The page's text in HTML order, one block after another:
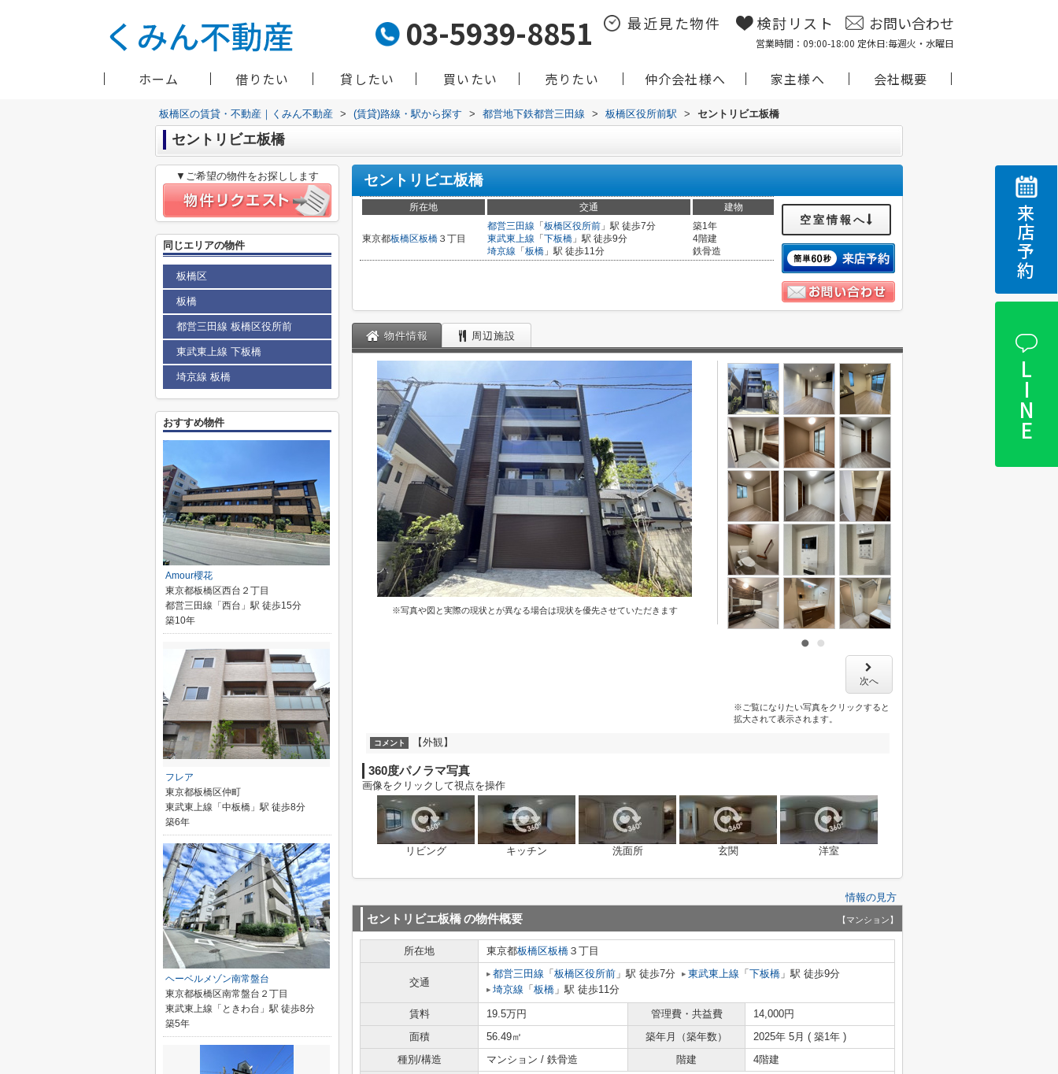
03-5939-8851 最近見た物件 検討リスト お問い合わせ
営業時間：09:00-18:00 定休日:毎週火・水曜日
ホーム 借りたい 貸したい 買いたい 売りたい 仲介会社様へ 家主様へ 会社概要
来店予約
LINE
板橋区の賃貸・不動産｜くみん不動産 > (賃貸)路線・駅から探す > 都営地下鉄都営三田線 > 板橋区役所前駅 > セントリビエ板橋
セントリビエ板橋
セントリビエ板橋
所在地 交通 建物
東京都板橋区板橋 ３丁目
都営三田線 「 板橋区役所前 」駅 徒歩7分
東武東上線 「 下板橋 」駅 徒歩9分
埼京線 「 板橋 」駅 徒歩11分
築1年
4階建
鉄骨造
空室情報へ
物件情報 周辺施設
※写真や図と実際の現状とが異なる場合は現状を優先させていただきます
次へ
※ご覧になりたい写真をクリックすると
拡大されて表示されます。
コメント 【外観】
360度パノラマ写真
画像をクリックして視点を操作
リビング キッチン 洗面所 玄関 洋室
情報の見方
セントリビエ板橋の物件概要 【マンション】
所在地 東京都板橋区板橋 ３丁目
交通
都営三田線 「 板橋区役所前 」駅 徒歩7分 東武東上線 「 下板橋 」駅 徒歩9分
埼京線 「 板橋 」駅 徒歩11分
賃料 19.5万円 管理費・共益費
14,000円
面積
56.49㎡ 築年月（築年数）
2025年 5月 ( 築1年 )
種別/構造
マンション / 鉄骨造 階建 4階建
▼ご希望の物件をお探しします
同じエリアの物件
板橋区
板橋
都営三田線 板橋区役所前
東武東上線 下板橋
埼京線 板橋
おすすめ物件
Amour櫻花
東京都板橋区西台２丁目
都営三田線「西台」駅 徒歩15分
築10年
フレア
東京都板橋区仲町
東武東上線「中板橋」駅 徒歩8分
築6年
ヘーベルメゾン南常盤台
東京都板橋区南常盤台２丁目
東武東上線「ときわ台」駅 徒歩8分
築5年